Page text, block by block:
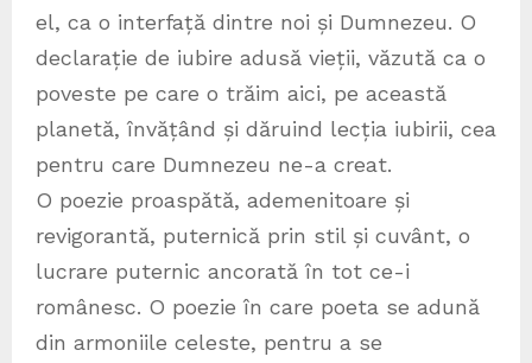
el, ca o interfață dintre noi și Dumnezeu. O
declarație de iubire adusă vieții, văzută ca o
poveste pe care o trăim aici, pe această
planetă, învățând și dăruind lecția iubirii, cea
pentru care Dumnezeu ne-a creat.
O poezie proaspătă, ademenitoare și
revigorantă, puternică prin stil și cuvânt, o
lucrare puternic ancorată în tot ce-i
românesc. O poezie în care poeta se adună
din armoniile celeste, pentru a se